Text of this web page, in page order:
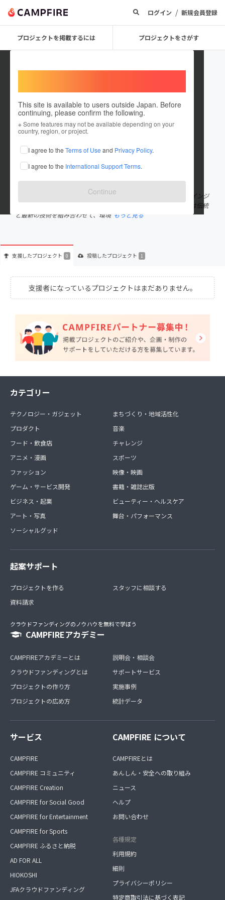
ログイン / 新規会員登録
プロジェクトを掲載するには プロジェクトをさがす
This site is available to users outside Japan. Before
continuing, please confirm the following.
※ Some features may not be available depending on your
country, region, or project.
I agree to the Terms of Use and Privacy Policy.
I agree to the International Support Terms.
Continue
NoWay ltd
これまでに1件のプロジェクトを投稿しています
在住国：日本 現在地：未設定
出身国：日本 出身地：未設定
NoWay Ltdでは「毎日の暮らしを快適に」をキーワードにメイドインジ
ャパンの製品を開発しています。 MAGE de SULAプロジェクトでは伝統
と最新の技術を組み合わせて、環境 もっと見る
支援したプロジェクト 0 投稿したプロジェクト 1
支援者になっているプロジェクトはまだありません。
カテゴリー
テクノロジー・ガジェット
プロダクト
フード・飲食店
アニメ・漫画
ファッション
ゲーム・サービス開発
ビジネス・起業
アート・写真
ソーシャルグッド
まちづくり・地域活性化
音楽
チャレンジ
スポーツ
映像・映画
書籍・雑誌出版
ビューティー・ヘルスケア
舞台・パフォーマンス
起案サポート
プロジェクトを作る
資料請求
スタッフに相談する
クラウドファンディングのノウハウを無料で学ぼう
CAMPFIREアカデミー
CAMPFIREアカデミーとは
クラウドファンディングとは
プロジェクトの作り方
プロジェクトの広め方
説明会・相談会
サポートサービス
実施事例
統計データ
サービス
CAMPFIRE
CAMPFIRE コミュニティ
CAMPFIRE Creation
CAMPFIRE for Social Good
CAMPFIRE for Entertainment
CAMPFIRE for Sports
CAMPFIRE ふるさと納税
AD FOR ALL
HIOKOSHI
JFAクラウドファンディング
CAMPFIRE について
CAMPFIREとは
あんしん・安全への取り組み
ニュース
ヘルプ
お問い合わせ
各種規定
利用規約
細則
プライバシーポリシー
特定商取引法に基づく表記